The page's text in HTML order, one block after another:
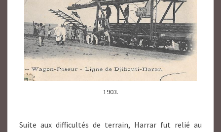
1903.
Suite aux difficultés de terrain, Harrar fut relié au